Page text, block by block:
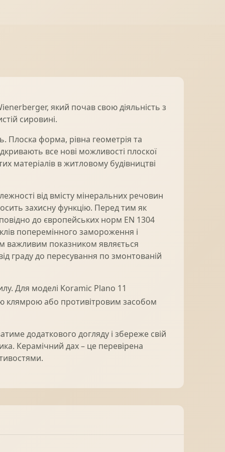
який почав свою діяльність з
сировині.
Плоска форма, рівна геометрія та
все нові можливості плоскої
матеріалів в житловому будівництві
від вмісту мінеральних речовин
захисну функцію. Перед тим як
до європейських норм EN 1304
поперемінного замороження і
важливим показником являється
граду до пересування по змонтованій
Для моделі Koramic Plano 11
клямрою або противітровим засобом
додаткового догляду і збереже свій
Керамічний дах – це перевірена